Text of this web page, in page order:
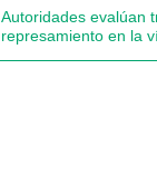
Autoridades evalúan
represamiento en la